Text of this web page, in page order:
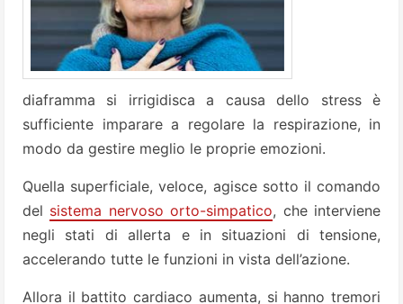
diaframma si irrigidisca a causa dello stress è
sufficiente imparare a regolare la respirazione, in
modo da gestire meglio le proprie emozioni.
Quella superficiale, veloce, agisce sotto il comando
del sistema nervoso orto-simpatico, che interviene
negli stati di allerta e in situazioni di tensione,
accelerando tutte le funzioni in vista dell’azione.
Allora il battito cardiaco aumenta, si hanno tremori